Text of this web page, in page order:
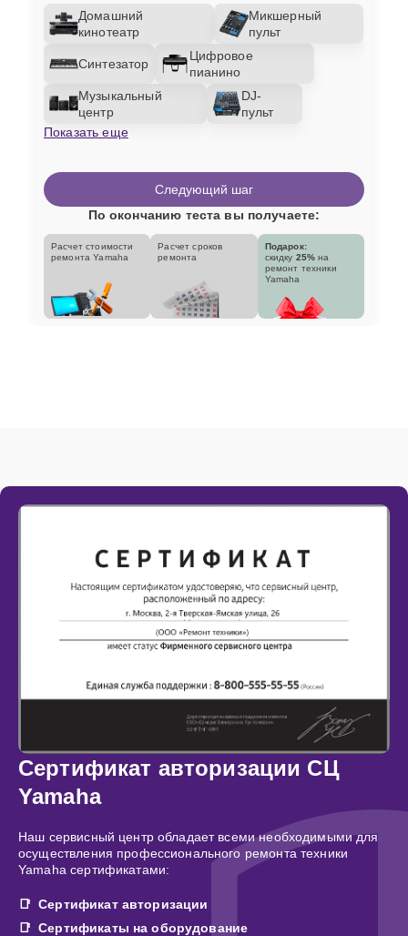
Домашний
кинотеатр
Микшерный
пульт
Синтезатор
Цифровое
пианино
Музыкальный
центр
DJ-
пульт
Показать еще
Следующий шаг
По окончанию теста вы получаете:
Расчет стоимости
ремонта Yamaha
Расчет сроков
ремонта
Подарок:
скидку 25% на
ремонт техники
Yamaha
Сертификат авторизации СЦ
Yamaha
Наш сервисный центр обладает всеми необходимыми для
осуществления профессионального ремонта техники
Yamaha сертификатами:
Сертификат авторизации
Сертификаты на оборудование